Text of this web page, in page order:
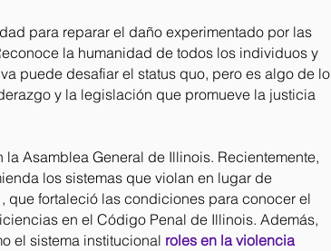
para reparar el daño experimentado por las
la humanidad de todos los individuos y
puede desafiar el status quo, pero es algo de lo
y la legislación que promueve la justicia
Asamblea General de Illinois. Recientemente,
los sistemas que violan en lugar de
, que fortaleció las condiciones para conocer el
en el Código Penal de Illinois. Además,
el sistema institucional roles en la violencia